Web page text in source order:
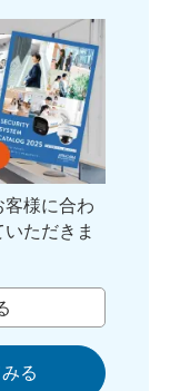
客様に合わ
ただきま
る